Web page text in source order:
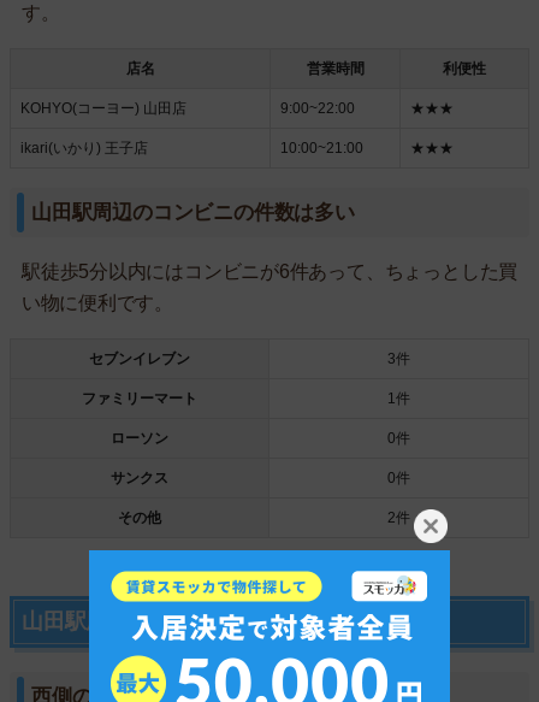
す。
店名 営業時間 利便性
KOHYO(コーヨー) 山田店 9:00~22:00 ★★★
ikari(いかり) 王子店 10:00~21:00 ★★★
山田駅周辺のコンビニの件数は多い
駅徒歩5分以内にはコンビニが6件あって、ちょっとした買
い物に便利です。
セブンイレブン 3件
ファミリーマート 1件
ローソン 0件
サンクス 0件
その他 2件
山田駅周辺の特徴や雰囲気について
西側の特徴